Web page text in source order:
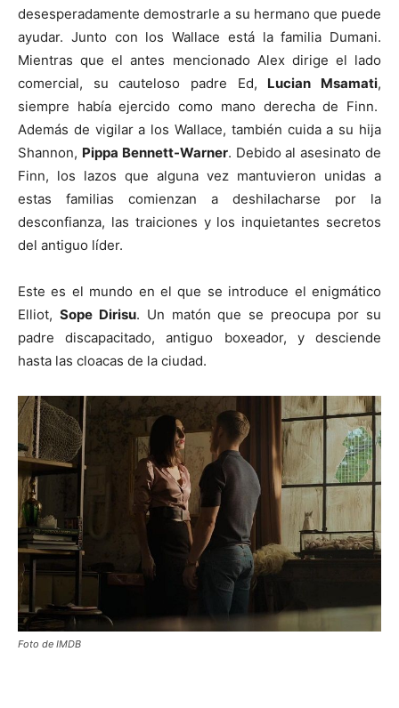
desesperadamente demostrarle a su hermano que puede
ayudar. Junto con los Wallace está la familia Dumani.
Mientras que el antes mencionado Alex dirige el lado
comercial, su cauteloso padre Ed, Lucian Msamati,
siempre había ejercido como mano derecha de Finn.
Además de vigilar a los Wallace, también cuida a su hija
Shannon, Pippa Bennett-Warner. Debido al asesinato de
Finn, los lazos que alguna vez mantuvieron unidas a
estas familias comienzan a deshilacharse por la
desconfianza, las traiciones y los inquietantes secretos
del antiguo líder.
Este es el mundo en el que se introduce el enigmático
Elliot, Sope Dirisu. Un matón que se preocupa por su
padre discapacitado, antiguo boxeador, y desciende
hasta las cloacas de la ciudad.
Foto de IMDB